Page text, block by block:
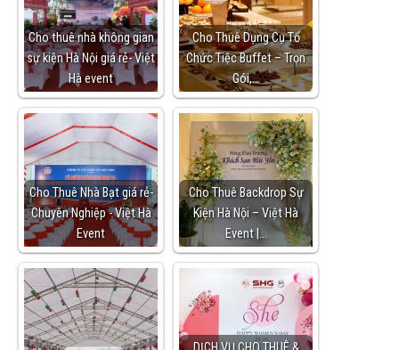
Cho thuê nhà không gian
sự kiện Hà Nội giá rẻ- Việt
Hà event
Cho Thuê Dụng Cụ Tổ
Chức Tiệc Buffet – Trọn
Gói,…
Cho Thuê Nhà Bạt giá rẻ-
Chuyên Nghiệp - Việt Hà
Event
Cho Thuê Backdrop Sự
Kiện Hà Nội – Việt Hà
Event |…